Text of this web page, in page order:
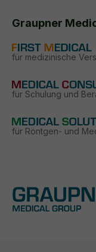
Graupner
für medizinische
für Schulung und
für Röntgen- und